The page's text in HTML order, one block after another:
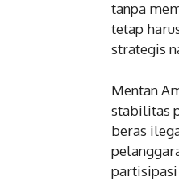
tanpa
tetap
strategis
Mentan
stabilitas
beras
partisipasi